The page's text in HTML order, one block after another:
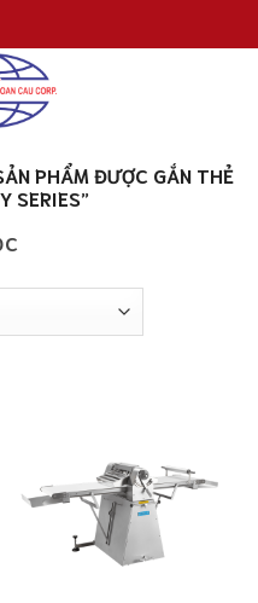
PHẨM ĐƯỢC GẮN THẺ
SERIES”